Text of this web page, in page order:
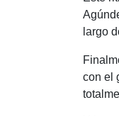
largo
con el